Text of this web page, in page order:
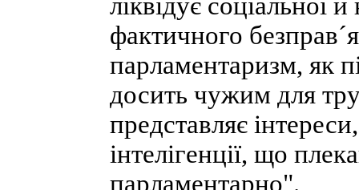
фактичного
парламентаризм, як
досить чужим для
представляє
інтелігенції, що
парламентарно".